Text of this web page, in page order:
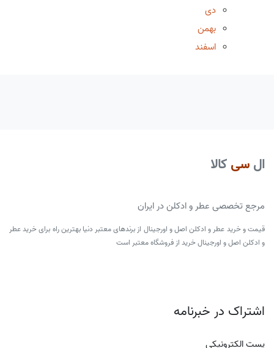
دی
بهمن
اسفند
ال سی کالا
مرجع تخصصی عطر و ادکلن در ایران
قیمت و خرید عطر و ادکلن اصل و اورجینال از برندهای معتبر دنیا بهترین راه برای خرید عطر
و ادکلن اصل و اورجینال خرید از فروشگاه معتبر است
اشتراک در خبرنامه
پست الکترونیکی